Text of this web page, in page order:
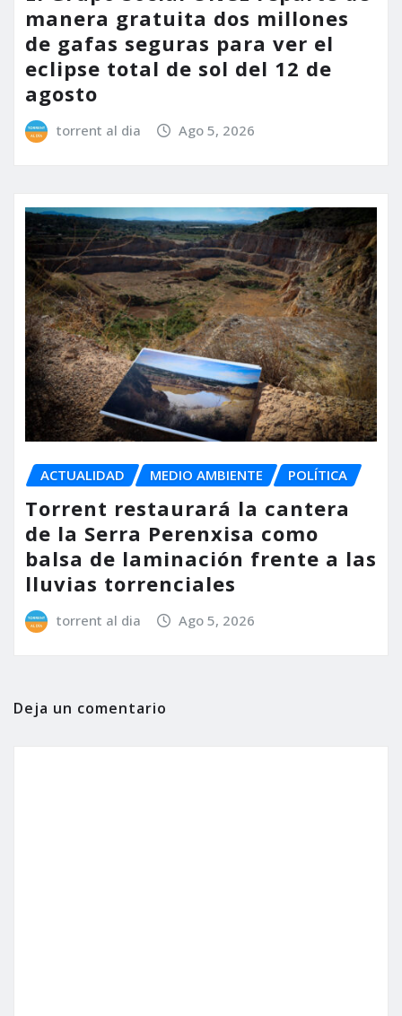
manera gratuita dos millones
de gafas seguras para ver el
eclipse total de sol del 12 de
agosto
torrent al dia Ago 5, 2026
ACTUALIDAD MEDIO AMBIENTE POLÍTICA
Torrent restaurará la cantera
de la Serra Perenxisa como
balsa de laminación frente a las
lluvias torrenciales
torrent al dia Ago 5, 2026
Deja un comentario